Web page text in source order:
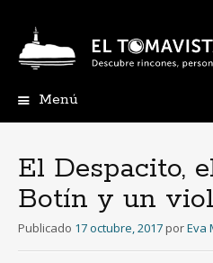
Menú
El Despacito,
Botín y un
Publicado 17 octubre, 2017 porEva